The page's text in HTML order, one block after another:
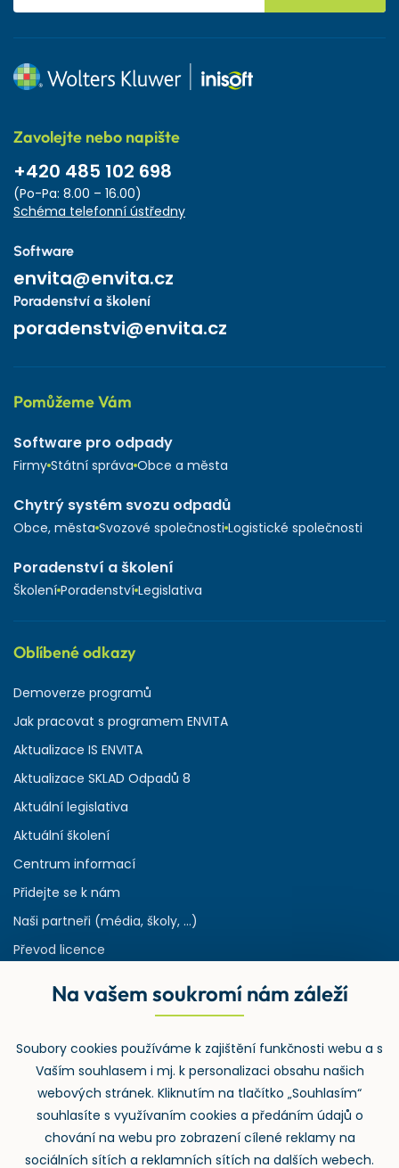
Zavolejte nebo napište
+420 485 102 698
(Po-Pa: 8.00 – 16.00)
Schéma telefonní ústředny
Software
envita@envita.cz
Poradenství a školení
poradenstvi@envita.cz
Pomůžeme Vám
Software pro odpady
Firmy Státní správa Obce a města
Chytrý systém svozu odpadů
Obce, města Svozové společnosti Logistické společnosti
Poradenství a školení
Školení Poradenství Legislativa
Oblíbené odkazy
Demoverze programů
Jak pracovat s programem ENVITA
Aktualizace IS ENVITA
Aktualizace SKLAD Odpadů 8
Aktuální legislativa
Aktuální školení
Centrum informací
Přidejte se k nám
Naši partneři (média, školy, ...)
Převod licence
Rejstřík používaných zkratek v odpadech
Zpětný odběr
Na vašem soukromí nám záleží
Soubory cookies používáme k zajištění funkčnosti webu a s
Vaším souhlasem i mj. k personalizaci obsahu našich
webových stránek. Kliknutím na tlačítko „Souhlasím“
souhlasíte s využívaním cookies a předáním údajů o
chování na webu pro zobrazení cílené reklamy na
sociálních sítích a reklamních sítích na dalších webech.